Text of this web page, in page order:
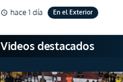
schedule hace 1 día En el Exterior
Videos destacados